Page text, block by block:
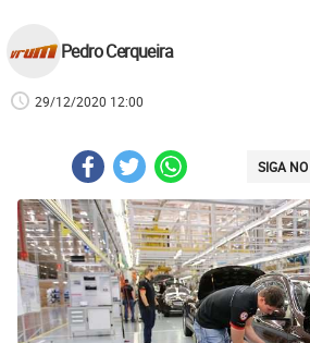
Pedro Cerqueira
29/12/2020 12:00
SIGA NO